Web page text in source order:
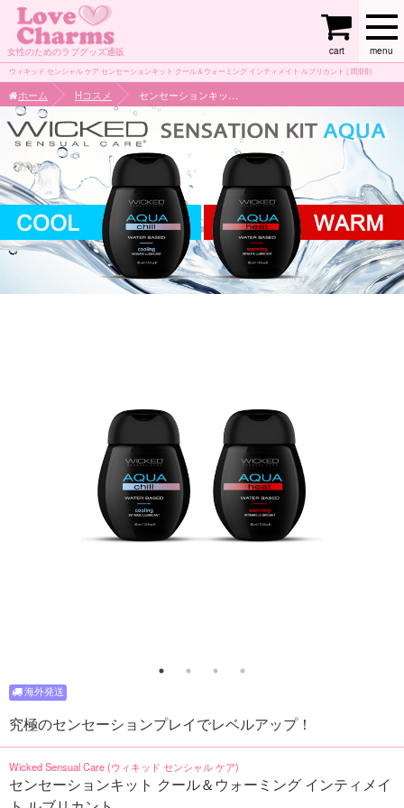
女性のためのラブグッズ通販 menu
cart
ウィキッド センシャル ケア センセーションキット クール＆ウォーミング インティメイト ルブリカント | 潤滑剤
ホーム Hコスメ
究極のセンセーションプレイでレベルアップ！
Wicked Sensual Care (ウィキッド センシャル ケア)
センセーションキット クール＆ウォーミング インティメイ